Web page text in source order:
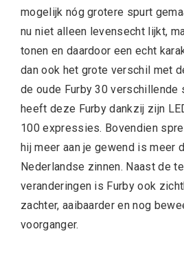
mogelijk nóg grotere spurt
nu niet alleen levensecht lijkt,
tonen en daardoor een echt
dan ook het grote verschil met
de oude Furby 30 verschillende
heeft deze Furby dankzij zijn
100 expressies. Bovendien
hij meer aan je gewend is meer
Nederlandse zinnen. Naast de
veranderingen is Furby ook
zachter, aaibaarder en nog
voorganger.